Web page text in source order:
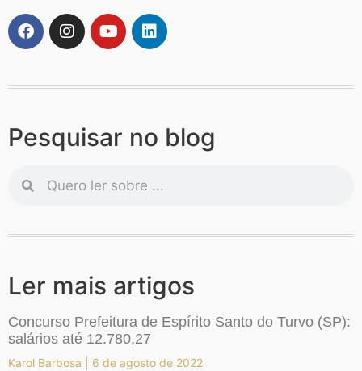
Pesquisar no blog
Ler mais artigos
Concurso Prefeitura de Espírito Santo do Turvo (SP):
salários até 12.780,27
Karol Barbosa
6 de agosto de 2022